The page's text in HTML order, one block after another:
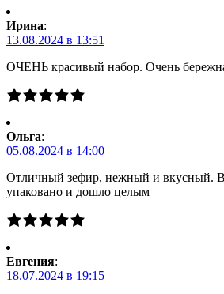
Ирина:
13.08.2024 в 13:51
ОЧЕНЬ красивый набор. Очень
Ольга:
05.08.2024 в 14:00
Отличный зефир, нежный и вкусный.
упаковано и дошло целым
Евгения:
18.07.2024 в 19:15